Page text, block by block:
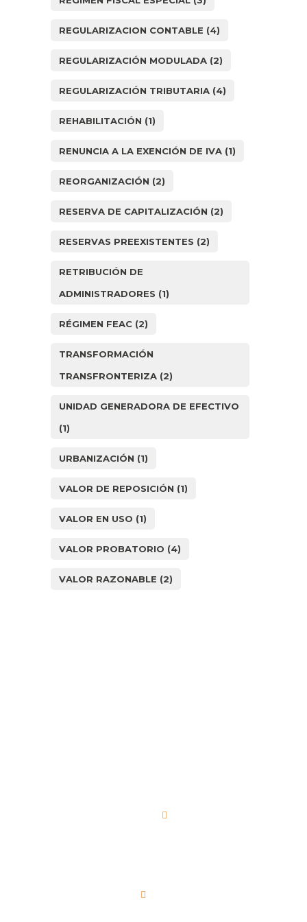
REGULARIZACION CONTABLE (4)
REGULARIZACIÓN MODULADA (2)
REGULARIZACIÓN TRIBUTARIA (4)
REHABILITACIÓN (1)
RENUNCIA A LA EXENCIÓN DE IVA (1)
REORGANIZACIÓN (2)
RESERVA DE CAPITALIZACIÓN (2)
RESERVAS PREEXISTENTES (2)
RETRIBUCIÓN DE
ADMINISTRADORES (1)
RÉGIMEN FEAC (2)
TRANSFORMACIÓN
TRANSFRONTERIZA (2)
UNIDAD GENERADORA DE EFECTIVO
(1)
URBANIZACIÓN (1)
VALOR DE REPOSICIÓN (1)
VALOR EN USO (1)
VALOR PROBATORIO (4)
VALOR RAZONABLE (2)